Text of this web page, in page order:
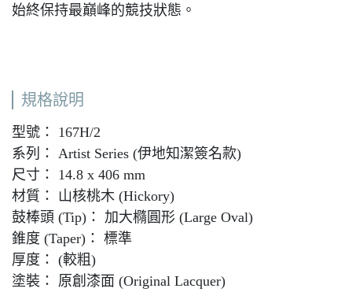
始終保持最巔峰的競技狀態。
規格說明
型號： 167H/2
系列： Artist Series (伊地知潔簽名款)
尺寸： 14.8 x 406 mm
材質： 山核桃木 (Hickory)
鼓棒頭 (Tip)： 加大橢圓形 (Large Oval)
錐度 (Taper)： 標準
厚度： (較粗)
塗裝： 原創漆面 (Original Lacquer)